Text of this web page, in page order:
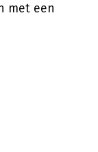
met een